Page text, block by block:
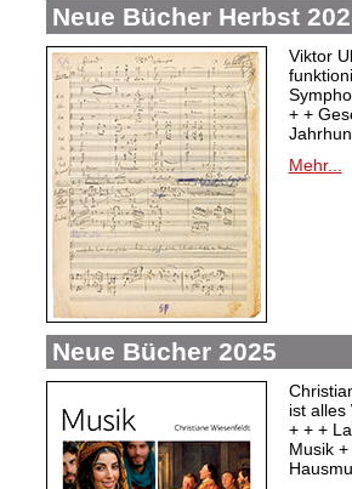
Neue Bücher Herbst
Viktor
+ +
Mehr...
Neue Bücher 2025
ist alles
+ + +
Musik